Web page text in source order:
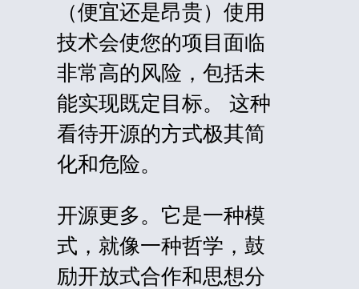
（便宜还是昂贵）使用
技术会使您的项目面临
非常高的风险，包括未
能实现既定目标。 这种
看待开源的方式极其简
化和危险。
开源更多。它是一种模
式，就像一种哲学，鼓
励开放式合作和思想分